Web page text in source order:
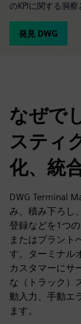
のKPIに関する洞
発見 DWG
なぜで
スティ
化、統合
DWG Terminal
み、積み下ろし
登録などを1つ
またはプラント
す。ターミナル
カスタマーにサ
な（トラック）
動入力、手動エ
ます。